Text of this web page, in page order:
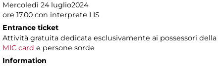
Mercoledì 24 luglio2024
ore 17.00 con interprete LIS
Entrance ticket
Attività gratuita dedicata esclusivamente ai possessori della
MIC card e persone sorde
Information